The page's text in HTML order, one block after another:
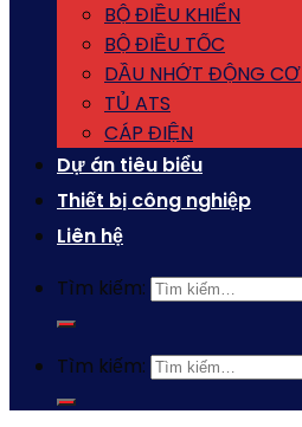
BỘ ĐIỀU KHIỂN
BỘ ĐIỀU TỐC
DẦU NHỚT ĐỘNG CƠ
TỦ ATS
CÁP ĐIỆN
Dự án tiêu biểu
Thiết bị công nghiệp
Liên hệ
Tìm kiếm:
Tìm kiếm: